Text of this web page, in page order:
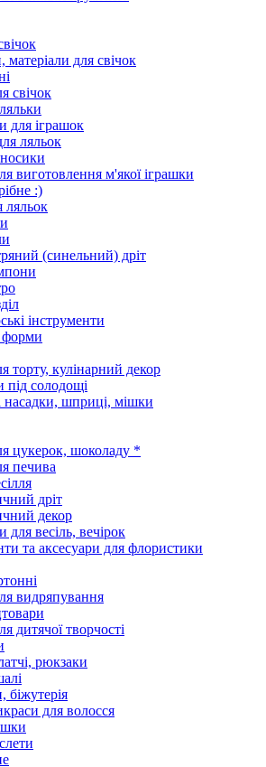
матеріали для свічок
свічок
для іграшок
ляльок
виготовлення м'якої іграшки
:)
ляльок
(синельний) дріт
інструменти
форми
торту, кулінарний декор
під солодощі
насадки, шприці, мішки
цукерок, шоколаду *
печива
дріт
декор
для весіль, вечірок
та аксесуари для флористики
видряпування
дитячої творчості
рюкзаки
біжутерія
для волосся